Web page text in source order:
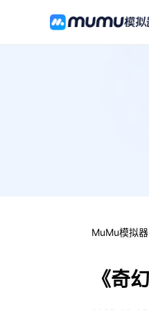
MuMu模拟器
《奇